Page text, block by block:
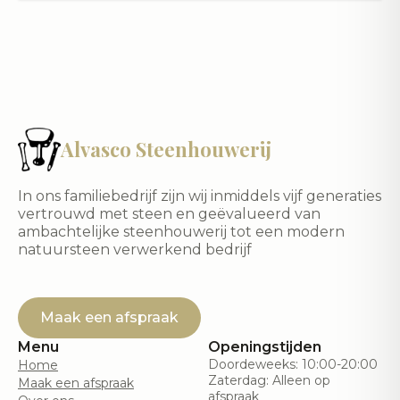
Alvasco Steenhouwerij
In ons familiebedrijf zijn wij inmiddels vijf generaties
vertrouwd met steen en geëvalueerd van
ambachtelijke steenhouwerij tot een modern
natuursteen verwerkend bedrijf
Maak een afspraak
Menu
Home
Maak een afspraak
Openingstijden
Doordeweeks: 10:00-20:00
Zaterdag: Alleen op
afspraak